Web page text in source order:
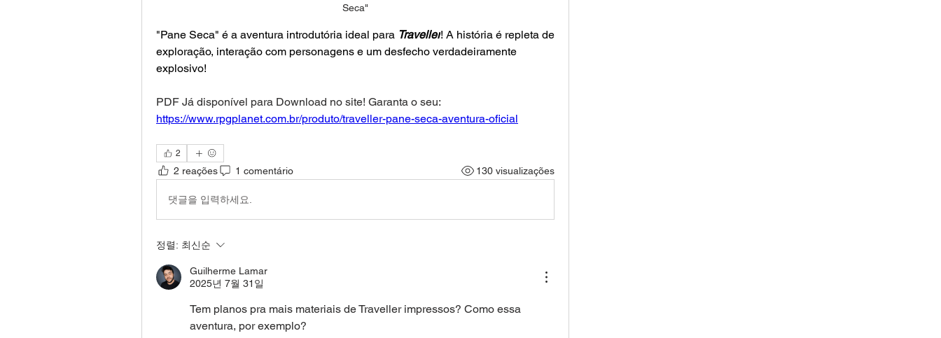
Seca"
"Pane Seca" é a aventura introdutória ideal para Traveller! A história é repleta de
exploração, interação com personagens e um desfecho verdadeiramente
explosivo!
https://www.rpgplanet.com.br/produto/traveller-pane-seca-aventura-oficial
2
2 reações 1 comentário 130 visualizações
댓글을 입력하세요.
정렬: 최신순
Guilherme Lamar
2025년 7월 31일
Tem planos pra mais materiais de Traveller impressos? Como essa
aventura, por exemplo?